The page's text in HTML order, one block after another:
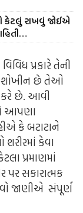
કેટલું રાખવું જોઈએ
પ્રકારે તેની
શોખીન છે તેઓ
કરે છે. આવી
આપણા
કે બટાટાને
કેવા
પ્રમાણમાં
સકારાત્મક
જાણીએ સંપૂર્ણ